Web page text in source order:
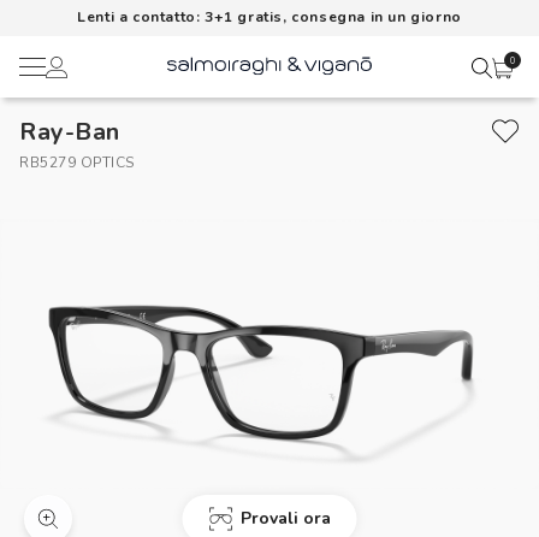
Lenti a contatto: 3+1 gratis, consegna in un giorno
0
Lenti a contatto
AI Glasses
Metodi di pagamento
I miei ordini
Ray-Ban
RB5279 OPTICS
Provali ora